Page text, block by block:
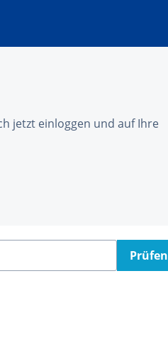
jetzt einloggen und auf Ihre
Prüfen